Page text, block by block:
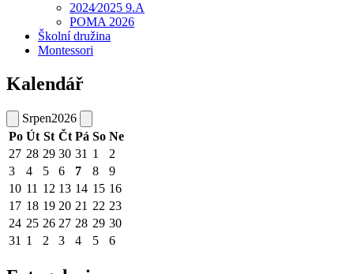
2024⁄2025 9.A
POMA 2026
Školní družina
Montessori
Kalendář
Srpen2026
Po Út St Čt Pá So Ne
27 28 29 30 31 1
2
3
4 5 6 7 8
9
10 11 12 13 14 15 16
17 18 19 20 21 22 23
24 25 26 27 28 29 30
31 1 2 3 4 5 6